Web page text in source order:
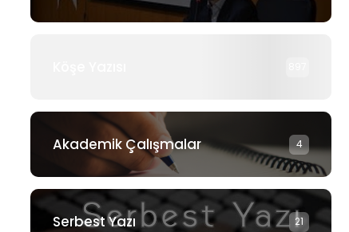
Akademik Çalışmalar 4
Serbest Yazı 21